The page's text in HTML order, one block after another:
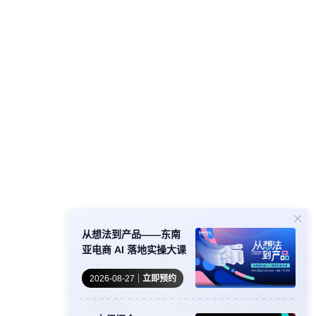
从想法到产品——东南
亚电商 AI 落地实操大课
2026-08-27 立即预约